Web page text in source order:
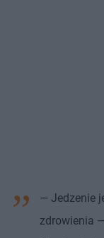
— Jedzenie
zdrowienia